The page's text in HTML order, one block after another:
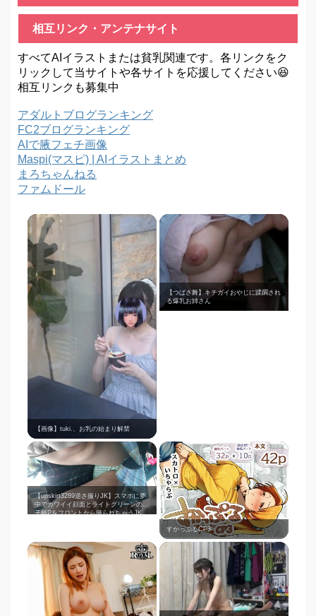
相互リンク・アンテナサイト
すべてAIイラストまたは貧乳関連です。各リンクをク
リックして当サイトや各サイトを応援してください😆
相互リンクも募集中
アダルトブログランキング
FC2ブログランキング
AIで腋フェチ画像
Maspi(マスピ) | AIイラストまとめ
まろちゃんねる
ファムドール
【画像】tuki.、お乳の始まり解禁
【つばさ舞】キチガイおやじに蹂躙され
る爆乳お姉さん
【upskirt3289逆さ撮りJK】スマホに夢
中でカワイイ顔面とライトグリーンの格
子柄Pをフロントから撮られちゃうJK
すかっぷるCP3